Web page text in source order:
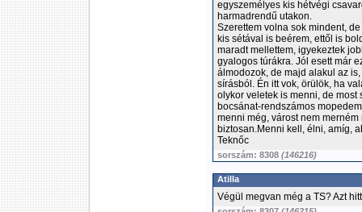
egyszemélyes kis hétvégi
harmadrendű utakon.
Szerettem volna sok mindent,
kis sétával is beérem, ettől is
maradt mellettem, igyekeztek
gyalogos túrákra. Jól esett már
álmodozok, de majd alakul az
sírásból. Én itt vok, örülök, ha
olykor veletek is menni, de most
bocsánat-rendszámos
menni még, várost nem
biztosan.Menni kell, élni, amíg,
Teknőc
sorszám: 8308 (146216)
Atilla
Végül megvan még a TS? Azt